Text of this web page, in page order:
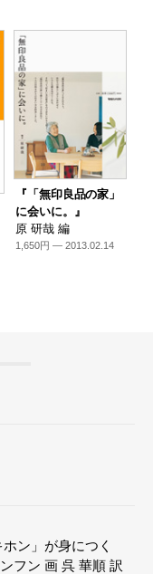
『「無印良品の家」
に会いに。』
原 研哉 編
1,650円 — 2013.02.14
ン」が身につく
フン 画 呉 華順 訳